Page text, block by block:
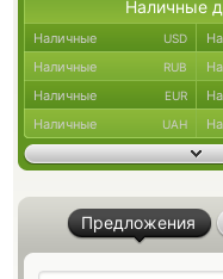
Наличные
Наличные USD
Наличные RUB
Наличные EUR
Наличные UAH
Предложения